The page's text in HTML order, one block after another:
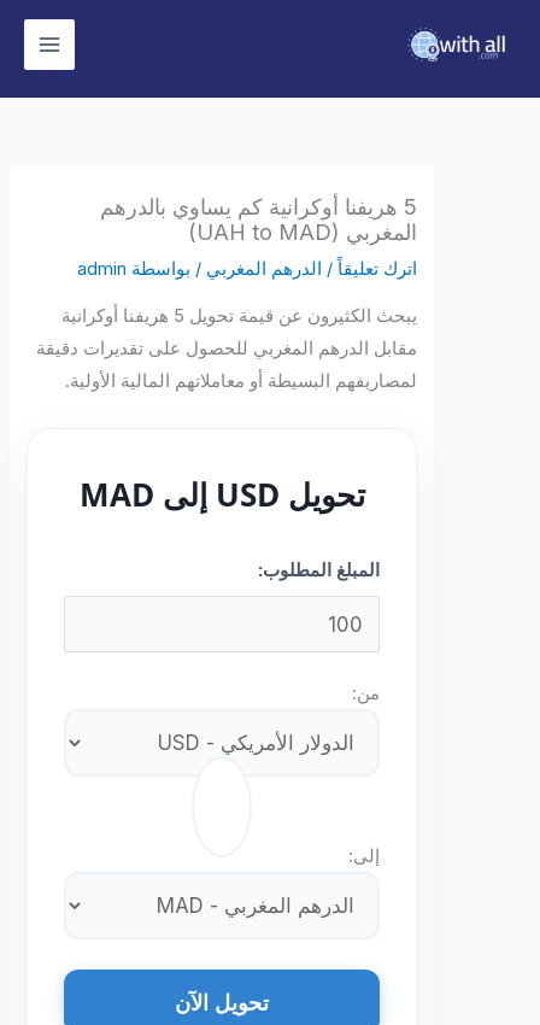
5 هريفنا أوكرانية كم يساوي بالدرهم
المغربي (UAH to MAD)
اترك تعليقاً /الدرهم المغربي/ بواسطة admin
يبحث الكثيرون عن قيمة تحويل 5 هريفنا أوكرانية
مقابل الدرهم المغربي للحصول على تقديرات دقيقة
لمصاريفهم البسيطة أو معاملاتهم المالية الأولية.
تحويل USD إلى MAD
المبلغ المطلوب:
تحويل الآن